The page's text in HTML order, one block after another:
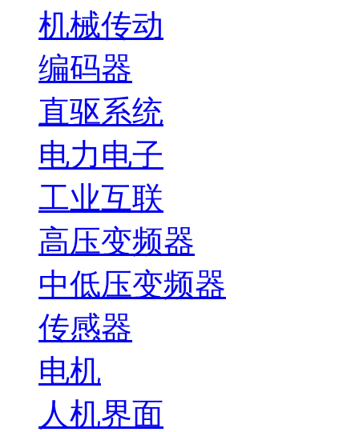
机械传动
编码器
直驱系统
电力电子
工业互联
高压变频器
中低压变频器
传感器
电机
人机界面